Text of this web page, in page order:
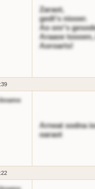
Zaraot,
gedt's niooer.
Ao onr's
Araaoe
Aoroarts!
Arneat sodna
oaraot